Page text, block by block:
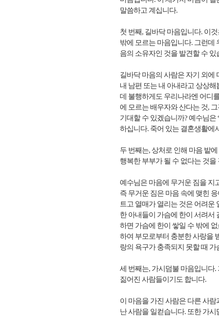
말씀하고 계십니다.
첫 번째, 길바닥 마음입니다. 이
밖에 모르는 마음입니다. 그런데
음의 소유자인 것을 발견할 수 있
길바닥 마음의 사람은 자기 외에
내 남편 또는 내 아내라고 상상
데 불행하게도 우리나라엔 어디
에 모르는 배우자와 산다는 것,
기대할 수 있겠습니까? 예수님
하십니다. 죽어 있는 결혼생활에
두 번째는, 상처로 인해 마음 밭
행복한 부부가 될 수 없다는 것을
예수님은 마음에 무거운 짐을 지
즉 무거운 짐은 마음 속에 맺힌
트고 열매가 열리는 것은 어려운
한 아내들이 가슴에 한이 서려서
하면 가슴에 한이 쌓일 수 밖에
하여 부모로부터 충분한 사랑을
랑의 욕구가 충족되지 못할 때
세 번째는, 가시덤불 마음입니다
짊어진 사람들이기도 합니다.
이 마음을 가진 사람은 다른 사
난 사람을 일컫습니다. 또한 가